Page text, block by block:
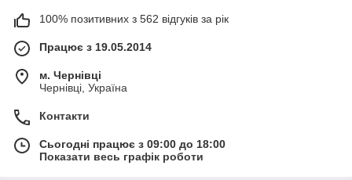
100% позитивних з 562 відгуків за рік
Працює з 19.05.2014
м. Чернівці
Чернівці, Україна
Контакти
Сьогодні працює з 09:00 до 18:00
Показати весь графік роботи